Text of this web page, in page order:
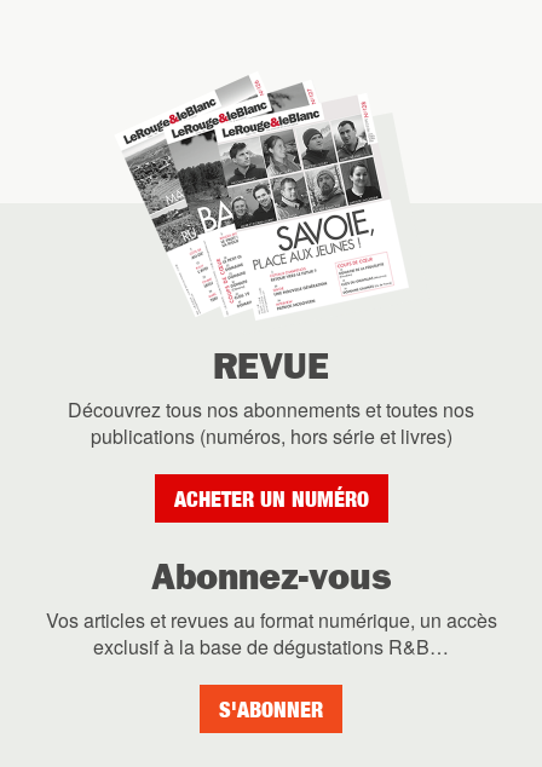
REVUE
Découvrez tous nos abonnements et toutes nos
publications (numéros, hors série et livres)
ACHETER UN NUMÉRO
Abonnez-vous
Vos articles et revues au format numérique, un accès
exclusif à la base de dégustations R&B…
S'ABONNER